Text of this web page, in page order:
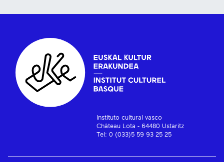
Instituto cultural vasco
Château Lota - 64480 Ustaritz
Tel: 0 (033)5 59 93 25 25